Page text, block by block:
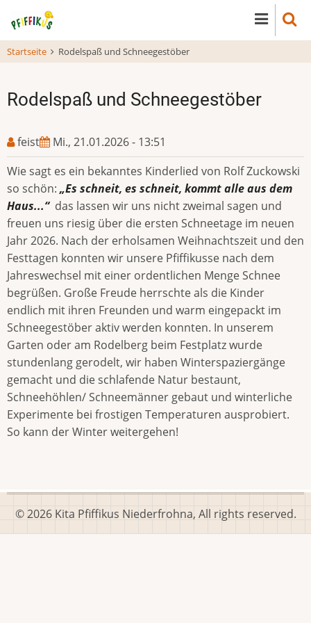
zum
Inhalt
Startseite Rodelspaß und Schneegestöber
Rodelspaß und Schneegestöber
feist
Mi., 21.01.2026 - 13:51
Wie sagt es ein bekanntes Kinderlied von Rolf Zuckowski
so schön: „Es schneit, es schneit, kommt alle aus dem
Haus...“das lassen wir uns nicht zweimal sagen und
freuen uns riesig über die ersten Schneetage im neuen
Jahr 2026. Nach der erholsamen Weihnachtszeit und den
Festtagen konnten wir unsere Pfiffikusse nach dem
Jahreswechsel mit einer ordentlichen Menge Schnee
begrüßen. Große Freude herrschte als die Kinder
endlich mit ihren Freunden und warm eingepackt im
Schneegestöber aktiv werden konnten. In unserem
Garten oder am Rodelberg beim Festplatz wurde
stundenlang gerodelt, wir haben Winterspaziergänge
gemacht und die schlafende Natur bestaunt,
Schneehöhlen/ Schneemänner gebaut und winterliche
Experimente bei frostigen Temperaturen ausprobiert.
So kann der Winter weitergehen!
© 2026 Kita Pfiffikus Niederfrohna, All rights reserved.